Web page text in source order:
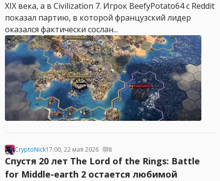
XIX века, а в Civilization 7. Игрок BeefyPotato64 с Reddit
показал партию, в которой французский лидер
оказался фактически сослан...
CryptoNick17:00, 22 мая 2026 8
Спустя 20 лет The Lord of the Rings: Battle
for Middle-earth 2 остается любимой